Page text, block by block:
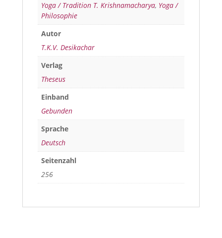
Yoga / Tradition T. Krishnamacharya, Yoga /
Philosophie
Autor
T.K.V. Desikachar
Verlag
Theseus
Einband
Gebunden
Sprache
Deutsch
Seitenzahl
256